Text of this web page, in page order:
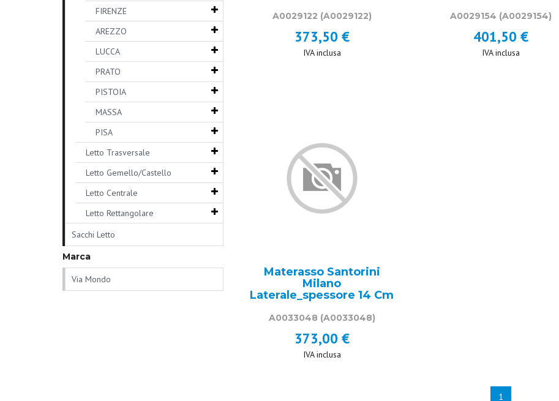
FIRENZE
AREZZO
LUCCA
PRATO
PISTOIA
MASSA
PISA
Letto Trasversale
Letto Gemello/Castello
Letto Centrale
Letto Rettangolare
Sacchi Letto
Marca
Via Mondo
A0029122 (A0029122)
373,50 €
IVA inclusa
A0029154 (A0029154)
401,50 €
IVA inclusa
Materasso Santorini
Milano
Laterale_spessore 14 Cm
A0033048 (A0033048)
373,00 €
IVA inclusa
1